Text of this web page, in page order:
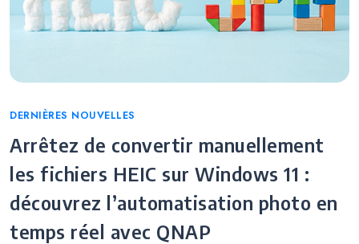
Categories
DERNIÈRES NOUVELLES
Arrêtez de convertir manuellement
les fichiers HEIC sur Windows 11 :
découvrez l’automatisation photo en
temps réel avec QNAP